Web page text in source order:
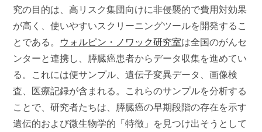
究の目的は、高リスク集団向けに非侵襲的で費用対効果
が高く、使いやすいスクリーニングツールを開発するこ
とである。 ウォルピン・ノワック研究室は全国のがんセ
ンターと連携し、膵臓癌患者からデータ収集を進めてい
る。これには便サンプル、遺伝子変異データ、画像検
査、医療記録が含まれる。これらのサンプルを分析する
ことで、研究者たちは、膵臓癌の早期段階の存在を示す
遺伝的および微生物学的「特徴」を見つけ出そうとして